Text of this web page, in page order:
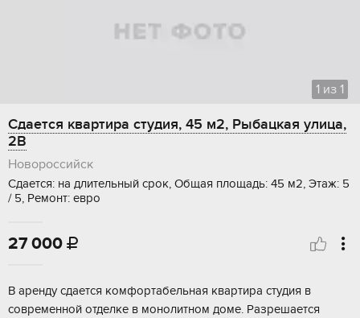
1 из 1
Сдается квартира студия, 45 м2, Рыбацкая улица,
2В
Новороссийск
Сдается: на длительный срок, Общая площадь: 45 м2, Этаж: 5
/ 5, Ремонт: евро
27 000 
В аренду сдается комфортабельная квартира студия в
современной отделке в монолитном доме. Разрешается